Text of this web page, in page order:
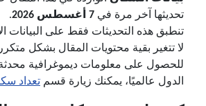
تحديثها آخر مرة في 7 أغسطس 2026
.
تنطبق هذه التحديثات فقط على البيانات
لا تتغير بقية محتويات المقال بشكل
للحصول على معلومات ديموغرافية
الدول عالميًا، يمكنك زيارة قسم تعداد